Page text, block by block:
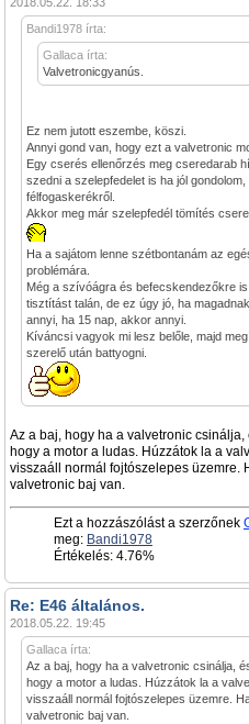
Bandi1978 írta:
Gallaca írta:
Valvetronicgyanús.
Ez nem jutott eszembe, köszi.
Annyi gond van, hogy ezt a valvetronic
Egy cserés ellenőrzés meg cseredarab
szedni a szelepfedelet is ha jól
félfogaskerékről.
Akkor meg már szelepfedél tömítés
Ha a sajátom lenne szétbontanám az
problémára.
Még a szívóágra és befecskendezőkre
tisztítást talán, de ez úgy jó, ha
annyi, ha 15 nap, akkor annyi.
Kíváncsi vagyok mi lesz belőle, majd
szerelő után battyogni.
Az a baj, hogy ha a valvetronic
hogy a motor a ludas. Húzzátok la a
visszaáll normál fojtószelepes üzemre.
valvetronic baj van.
Ezt a hozzászólást a szerzőnek
meg: Bandi1978
Értékelés: 4.76%
Re: E46 általános.
2018.05.22. 19:45
Gallaca írta:
Az a baj, hogy ha a valvetronic csinálja,
hogy a motor a ludas. Húzzátok la a
visszaáll normál fojtószelepes üzemre.
valvetronic baj van.